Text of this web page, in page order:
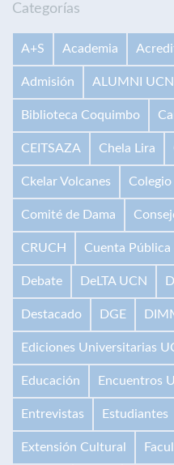
Categorías
A+S Academia
Admisión ALUMNI UCN
Biblioteca Coquimbo
CEITSAZA Chela Lira
Ckelar Volcanes Colegio
Comité de Dama
CRUCH Cuenta Pública
Debate DeLTA UCN
Destacado DGE
Ediciones Universitarias
Educación Encuentros
Entrevistas Estudiantes
Extensión Cultural